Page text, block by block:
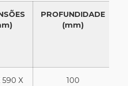
PROFUNDIDADE
(mm)
590 X
100